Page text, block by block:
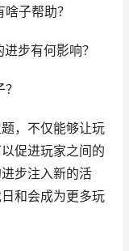
子帮助？
步有何影响？
，不仅能够让玩
促进玩家之间的
步注入新的活
和会成为更多玩